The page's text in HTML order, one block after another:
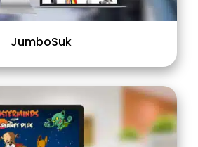
JumboSuk